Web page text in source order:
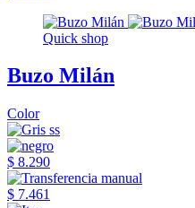
Quick shop
Buzo Milán
Color
$ 8.290
$ 7.461